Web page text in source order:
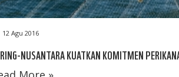
12 Agu 2016
NUSANTARA KUATKAN KOMITMEN